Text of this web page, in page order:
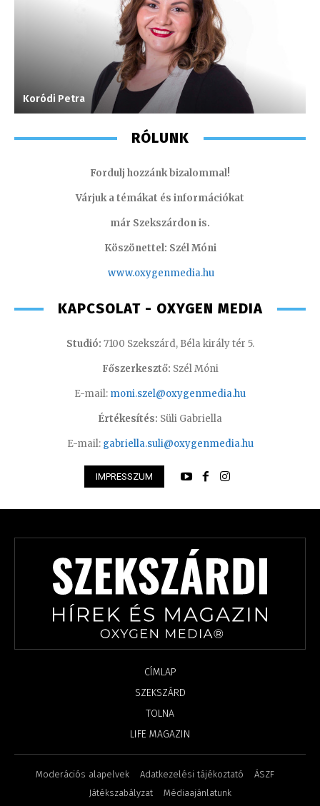
Koródi Petra
RÓLUNK
Fordulj hozzánk bizalommal!
Várjuk a témákat és információkat
már Szekszárdon is.
Köszönettel: Szél Móni
www.oxygenmedia.hu
KAPCSOLAT - OXYGEN MEDIA
Studió: 7100 Szekszárd, Béla király tér 5.
Főszerkesztő: Szél Móni
E-mail: moni.szel@oxygenmedia.hu
Értékesítés: Süli Gabriella
E-mail: gabriella.suli@oxygenmedia.hu
IMPRESSZUM
CÍMLAP
SZEKSZÁRD
TOLNA
LIFE MAGAZIN
Moderációs alapelvek Adatkezelési tájékoztató
ÁSZF
Játékszabályzat
Médiaajánlatunk